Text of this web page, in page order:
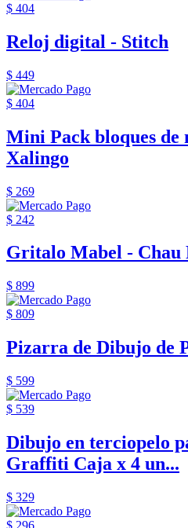
$ 404
Reloj digital - Stitch
$ 449
$ 404
Mini Pack bloques de
Xalingo
$ 269
$ 242
Gritalo Mabel - Chau
$ 899
$ 809
Pizarra de Dibujo de
$ 599
$ 539
Dibujo en terciopelo
Graffiti Caja x 4 un...
$ 329
$ 296